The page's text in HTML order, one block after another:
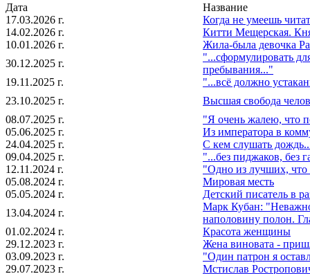
Дата
Название
17.03.2026 г.
Когда не умеешь
14.02.2026 г.
Китти Мещерская.
10.01.2026 г.
Жила-была девочка
30.12.2025 г.
"...сформулировать
пребывания..."
19.11.2025 г.
"...всё должно
23.10.2025 г.
Высшая свобода
08.07.2025 г.
"Я очень жалею, что
05.06.2025 г.
Из императора в
24.04.2025 г.
С кем слушать
09.04.2025 г.
"...без пиджаков, без
12.11.2024 г.
"Одно из лучших,
05.08.2024 г.
Мировая месть
05.05.2024 г.
Детский писатель в
13.04.2024 г.
Марк Кубан:
наполовину полон.
01.02.2024 г.
Красота женщины
29.12.2023 г.
Жена виновата -
03.09.2023 г.
"Один патрон я
29.07.2023 г.
Мстислав